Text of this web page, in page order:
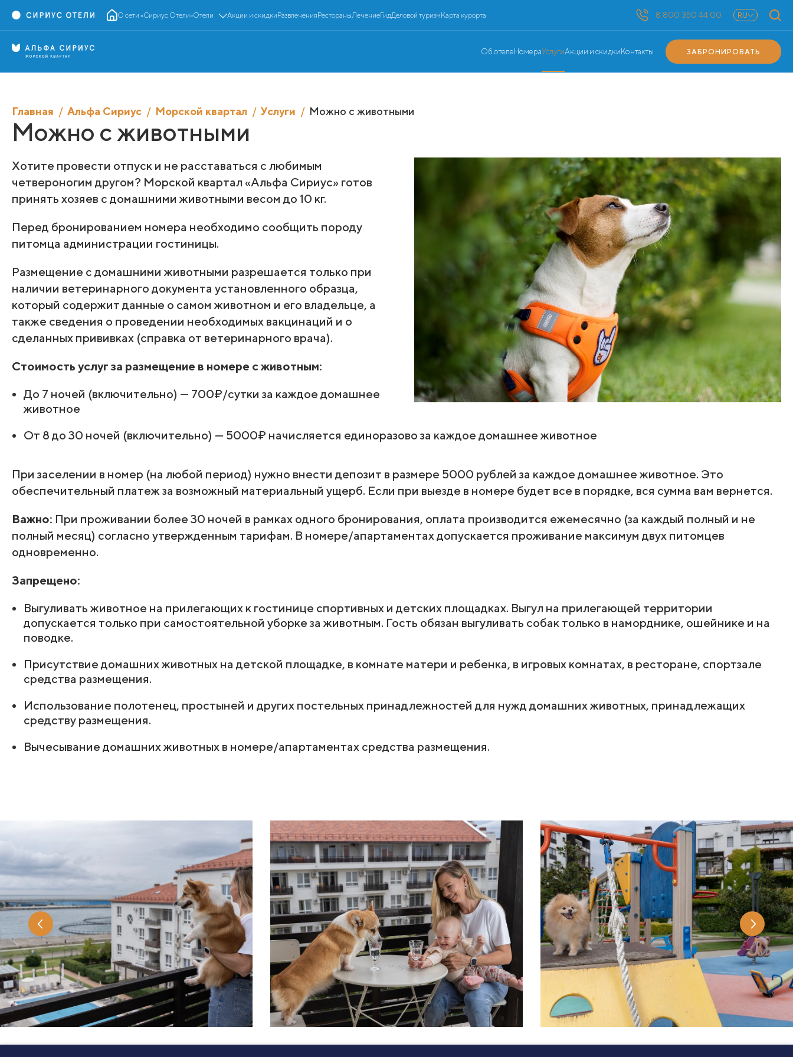
О сети «Сириус Отели»Отели Акции и скидкиРазвлеченияРестораныЛечениеГидДеловой туризмКарта курорта 8 800 350 44 00 RU
Об отелеНомераУслугиАкции и скидкиКонтакты ЗАБРОНИРОВАТЬ
Главная Альфа Сириус Морской квартал Услуги Можно с животными
Можно с животными
Хотите провести отпуск и не расставаться с любимым
четвероногим другом? Морской квартал «Альфа Сириус» готов
принять хозяев с домашними животными весом до 10 кг.
Перед бронированием номера необходимо сообщить породу
питомца администрации гостиницы.
Размещение с домашними животными разрешается только при
наличии ветеринарного документа установленного образца,
который содержит данные о самом животном и его владельце, а
также сведения о проведении необходимых вакцинаций и о
сделанных прививках (справка от ветеринарного врача).
Стоимость услуг за размещение в номере с животным:
До 7 ночей (включительно) — 700₽/сутки за каждое домашнее
животное
От 8 до 30 ночей (включительно) — 5000₽ начисляется единоразово за каждое домашнее животное
При заселении в номер (на любой период) нужно внести депозит в размере 5000 рублей за каждое домашнее животное. Это
обеспечительный платеж за возможный материальный ущерб. Если при выезде в номере будет все в порядке, вся сумма вам вернется.
Важно: При проживании более 30 ночей в рамках одного бронирования, оплата производится ежемесячно (за каждый полный и не
полный месяц) согласно утвержденным тарифам. В номере/апартаментах допускается проживание максимум двух питомцев
одновременно.
Запрещено:
Выгуливать животное на прилегающих к гостинице спортивных и детских площадках. Выгул на прилегающей территории
допускается только при самостоятельной уборке за животным. Гость обязан выгуливать собак только в наморднике, ошейнике и на
поводке.
Присутствие домашних животных на детской площадке, в комнате матери и ребенка, в игровых комнатах, в ресторане, спортзале
средства размещения.
Использование полотенец, простыней и других постельных принадлежностей для нужд домашних животных, принадлежащих
средству размещения.
Вычесывание домашних животных в номере/апартаментах средства размещения.